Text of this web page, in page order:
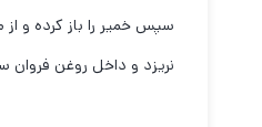
سپس خمیر را باز کرده و
نریزد و داخل روغن فروان